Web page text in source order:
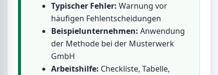
Typischer Fehler: Warnung vor
häufigen Fehlentscheidungen
Beispielunternehmen: Anwendung
der Methode bei der Musterwerk
GmbH
Arbeitshilfe: Checkliste, Tabelle,